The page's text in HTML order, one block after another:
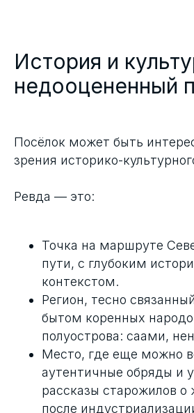
История и
недооцененный
Посёлок может быть
зрения историко-
Ревда — это:
Точка на маршруте
пути, с глубоким
контекстом.
Регион, тесно
бытом коренных
полуострова: саами,
Место, где еще можно
аутентичные обряды и
рассказы старожилов о
после